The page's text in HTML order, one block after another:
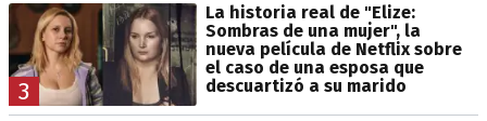
3
La historia real de "Elize:
Sombras de una mujer", la
nueva película de Netflix sobre
el caso de una esposa que
descuartizó a su marido